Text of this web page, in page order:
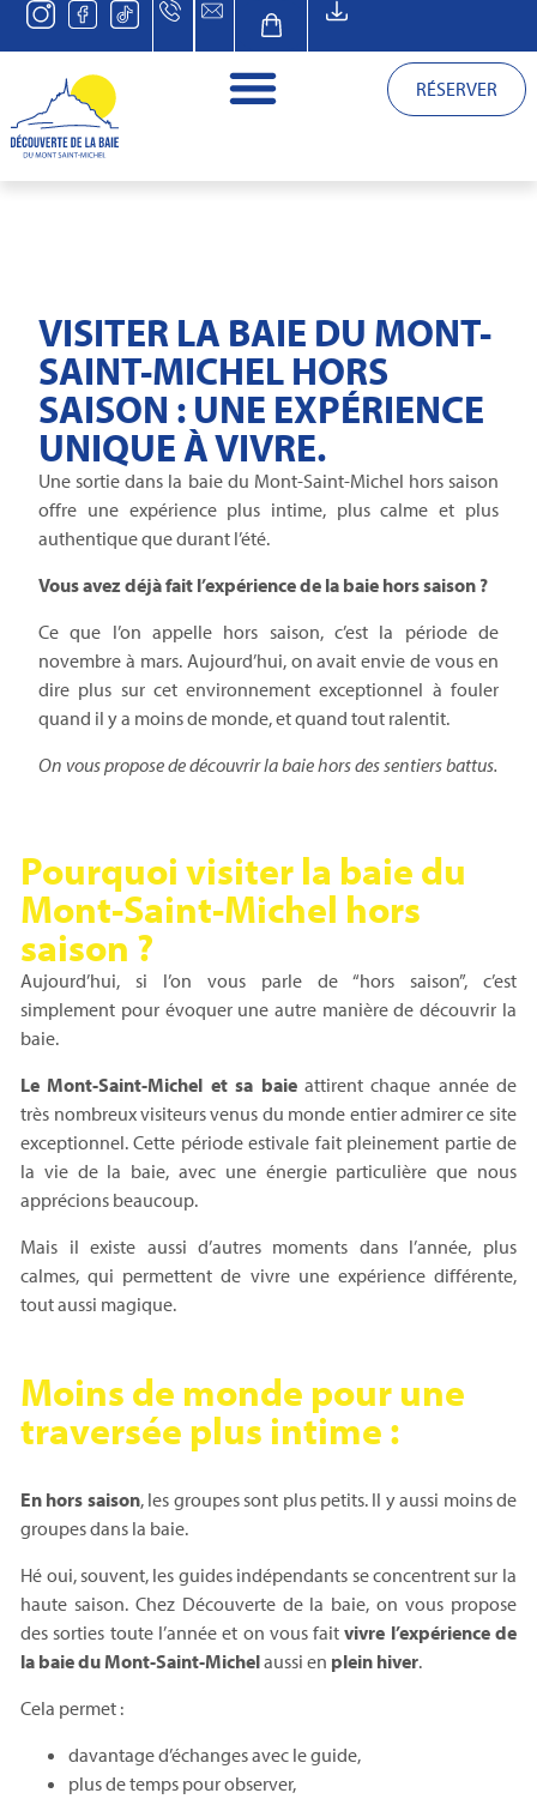
RÉSERVER
VISITER LA BAIE DU MONT-
SAINT-MICHEL HORS
SAISON : UNE EXPÉRIENCE
UNIQUE À VIVRE.
Une sortie dans la baie du Mont-Saint-Michel hors saison
offre une expérience plus intime, plus calme et plus
authentique que durant l’été.
Vous avez déjà fait l’expérience de la baie hors saison ?
Ce que l’on appelle hors saison, c’est la période de
novembre à mars. Aujourd’hui, on avait envie de vous en
dire plus sur cet environnement exceptionnel à fouler
quand il y a moins de monde, et quand tout ralentit.
On vous propose de découvrir la baie hors des sentiers battus.
Pourquoi visiter la baie du
Mont-Saint-Michel hors
saison ?
Aujourd’hui, si l’on vous parle de “hors saison”, c’est
simplement pour évoquer une autre manière de découvrir la
baie.
Le Mont-Saint-Michel et sa baieattirent chaque année de
très nombreux visiteurs venus du monde entier admirer ce site
exceptionnel. Cette période estivale fait pleinement partie de
la vie de la baie, avec une énergie particulière que nous
apprécions beaucoup.
Mais il existe aussi d’autres moments dans l’année, plus
calmes, qui permettent de vivre une expérience différente,
tout aussi magique.
Moins de monde pour une
traversée plus intime :
En hors saison, les groupes sont plus petits. Il y aussi moins de
groupes dans la baie.
Hé oui, souvent, les guides indépendants se concentrent sur la
haute saison. Chez Découverte de la baie, on vous propose
des sorties toute l’année et on vous faitvivre l’expérience de
la baie du Mont-Saint-Michelaussi en plein hiver.
Cela permet :
davantage d’échanges avec le guide,
plus de temps pour observer,